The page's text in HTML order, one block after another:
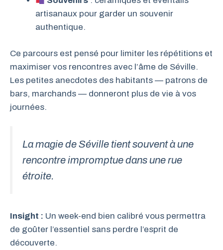
artisanaux pour garder un souvenir
authentique.
Ce parcours est pensé pour limiter les répétitions et
maximiser vos rencontres avec l’âme de Séville.
Les petites anecdotes des habitants — patrons de
bars, marchands — donneront plus de vie à vos
journées.
La magie de Séville tient souvent à une
rencontre impromptue dans une rue
étroite.
Insight : Un week-end bien calibré vous permettra
de goûter l’essentiel sans perdre l’esprit de
découverte.